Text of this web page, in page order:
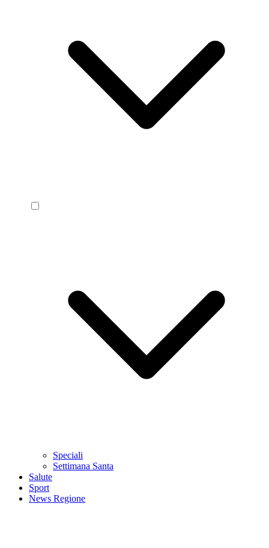
Speciali
Settimana Santa
Salute
Sport
News Regione